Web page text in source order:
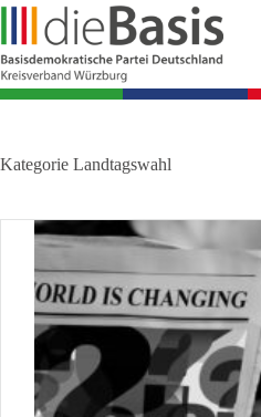
Zum
springen
Kategorie Landtagswahl